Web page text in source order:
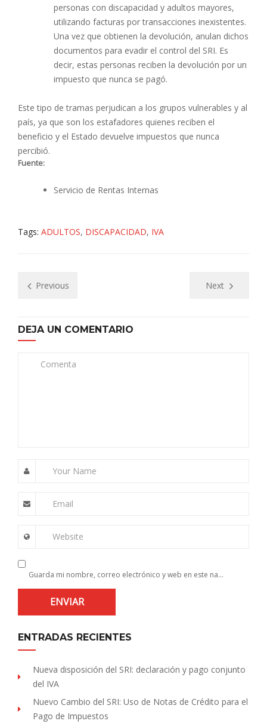
personas con discapacidad y adultos mayores,
utilizando facturas por transacciones inexistentes.
Una vez que obtienen la devolución, anulan dichos
documentos para evadir el control del SRI. Es
decir, estas personas reciben la devolución por un
impuesto que nunca se pagó.
Este tipo de tramas perjudican a los grupos vulnerables y al
país, ya que son los estafadores quienes reciben el
beneficio y el Estado devuelve impuestos que nunca
percibió.
Fuente:
Servicio de Rentas Internas
Tags: ADULTOS, DISCAPACIDAD, IVA
Previous Next
DEJA UN COMENTARIO
Comenta
Your Name
Email
Website
Guarda mi nombre, correo electrónico y web en este navegador para la próxima vez que comente.
ENTRADAS RECIENTES
Nueva disposición del SRI: declaración y pago conjunto
del IVA
Nuevo Cambio del SRI: Uso de Notas de Crédito para el
Pago de Impuestos